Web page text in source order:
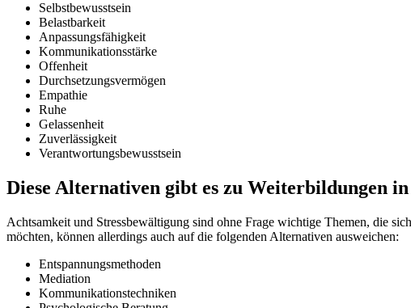
Selbstbewusstsein
Belastbarkeit
Anpassungsfähigkeit
Kommunikationsstärke
Offenheit
Durchsetzungsvermögen
Empathie
Ruhe
Gelassenheit
Zuverlässigkeit
Verantwortungsbewusstsein
Diese Alternativen gibt es zu Weiterbildungen
Achtsamkeit und Stressbewältigung sind ohne Frage wichtige Themen, die
möchten, können allerdings auch auf die folgenden Alternativen ausweichen:
Entspannungsmethoden
Mediation
Kommunikationstechniken